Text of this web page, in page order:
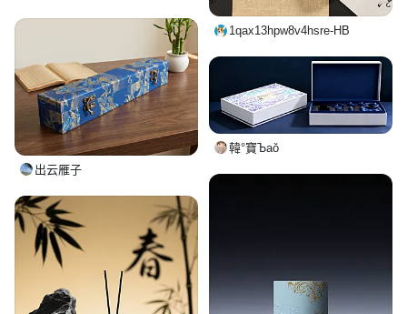
1qax13hpw8v4hsre-HB
出云雁子
韓°寶Ъаǒ